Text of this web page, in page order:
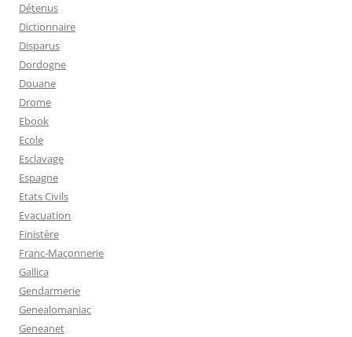
Détenus
Dictionnaire
Disparus
Dordogne
Douane
Drome
Ebook
Ecole
Esclavage
Espagne
Etats Civils
Evacuation
Finistère
Franc-Maçonnerie
Gallica
Gendarmerie
Genealomaniac
Geneanet